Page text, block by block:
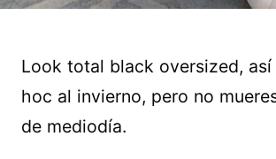
Look total black oversized, así
hoc al invierno, pero no
de mediodía.